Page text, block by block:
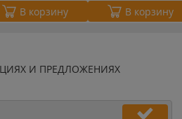
В корзину В корзину
И ПРЕДЛОЖЕНИЯХ